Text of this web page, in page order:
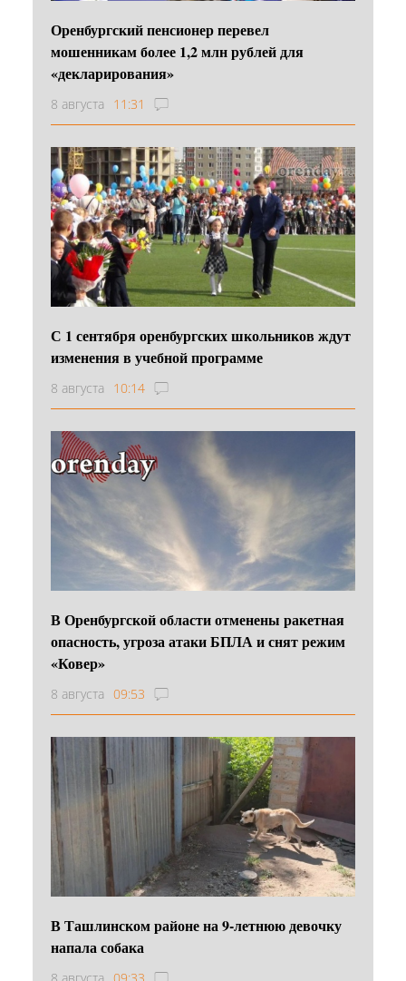
Оренбургский пенсионер перевел
мошенникам более 1,2 млн рублей для
«декларирования»
8 августа 11:31
С 1 сентября оренбургских школьников ждут
изменения в учебной программе
8 августа 10:14
В Оренбургской области отменены ракетная
опасность, угроза атаки БПЛА и снят режим
«Ковер»
8 августа 09:53
В Ташлинском районе на 9-летнюю девочку
напала собака
8 августа 09:33